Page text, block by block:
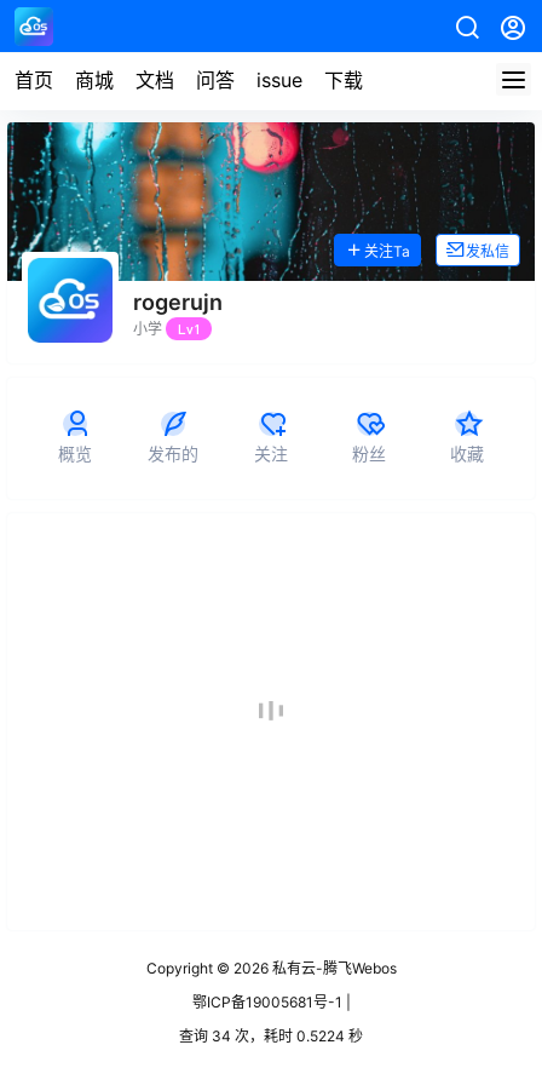
首页 商城 文档 问答 issue 下载
rogerujn
小学 Lv1
关注Ta 发私信
概览 发布的 关注 粉丝 收藏
Copyright © 2026私有云-腾飞Webos
鄂ICP备19005681号-1 |
查询 34 次，耗时 0.5224 秒